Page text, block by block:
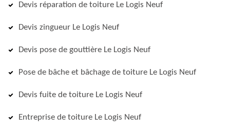
Devis réparation de toiture Le Logis Neuf
Devis zingueur Le Logis Neuf
Devis pose de gouttière Le Logis Neuf
Pose de bâche et bâchage de toiture Le Logis Neuf
Devis fuite de toiture Le Logis Neuf
Entreprise de toiture Le Logis Neuf